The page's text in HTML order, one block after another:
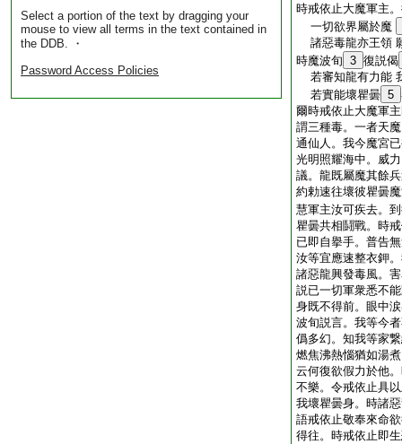
Select a portion of the text by dragging your
mouse to view all terms in the text contained in
the DDB. ・
Password Access Policies
時戒依止大魔軍主
一切欲界屬於魔
諸惡毒龍亦王領
時魔波旬 3 復説偈
若審知龍有力能
若實能壞瞿曇 5
爾時戒依止大魔軍
謂三種毒。一者天
通仙人。我今魔宮
光明照耀海中。威
議。龍既屬魔其餘
約勅速往壞彼瞿曇
慧軍主汝可疾去。
瞿曇共相鬪戰。時
已即自擧手。普告
汝等宜應速整衣鉀
諸惡龍興發毒風。
説已一切軍衆悉不
身既不得前。眼中
波旬説言。我等今
僞多幻。知我等家
燃焦沸熱惱猶如湯
云何復欲假力於他
不樂。令戒依止具
我壞瞿曇身。時諸
語戒依止敬奉來命
得往。時戒依止即